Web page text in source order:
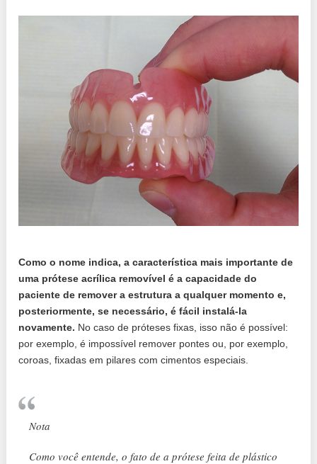
Como o nome indica, a característica mais importante de
uma prótese acrílica removível é a capacidade do
paciente de remover a estrutura a qualquer momento e,
posteriormente, se necessário, é fácil instalá-la
novamente. No caso de próteses fixas, isso não é possível:
por exemplo, é impossível remover pontes ou, por exemplo,
coroas, fixadas em pilares com cimentos especiais.
Nota
Como você entende, o fato de a prótese feita de plástico